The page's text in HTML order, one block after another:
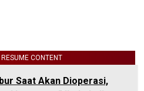
CONTENT
Saat Akan Dioperasi,